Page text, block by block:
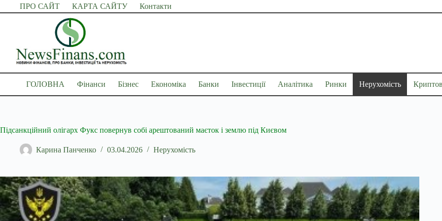
Перейти
до
ПРО САЙТ КАРТА САЙТУ Контакти
ГОЛОВНА Фінанси Бізнес Економіка Банки Інвестиції Аналітика Ринки Нерухомість
Підсанкційний олігарх Фукс повернув собі арештований маєток і землю під Києвом
Карина Панченко 03.04.2026 Нерухомість